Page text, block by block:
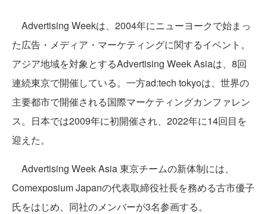
Advertising Weekは、2004年にニューヨークで始まっ
た広告・メディア・マーケティングに関するイベント。
アジア地域を対象とするAdvertising Week Asiaは、8回
連続東京で開催している。一方ad:tech tokyoは、世界の
主要都市で開催される国際マーケティングカンファレン
ス。日本では2009年に初開催され、2022年に14回目を
迎えた。
Advertising Week Asia 東京チームの新体制には、
Comexposium Japanの代表取締役社長を務める古市優子
氏をはじめ、同社のメンバーが3名参画する。